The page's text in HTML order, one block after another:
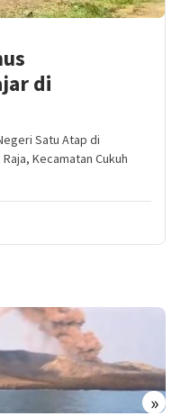
di
Satu Atap di
Kecamatan Cukuh
»